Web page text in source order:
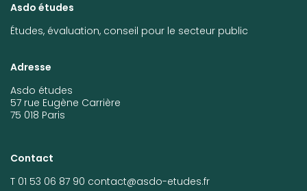
Asdo études
Études, évaluation, conseil pour le secteur public
Adresse
Asdo études
57 rue Eugène Carrière
75 018 Paris
Contact
T 01 53 06 87 90 contact@asdo-etudes.fr